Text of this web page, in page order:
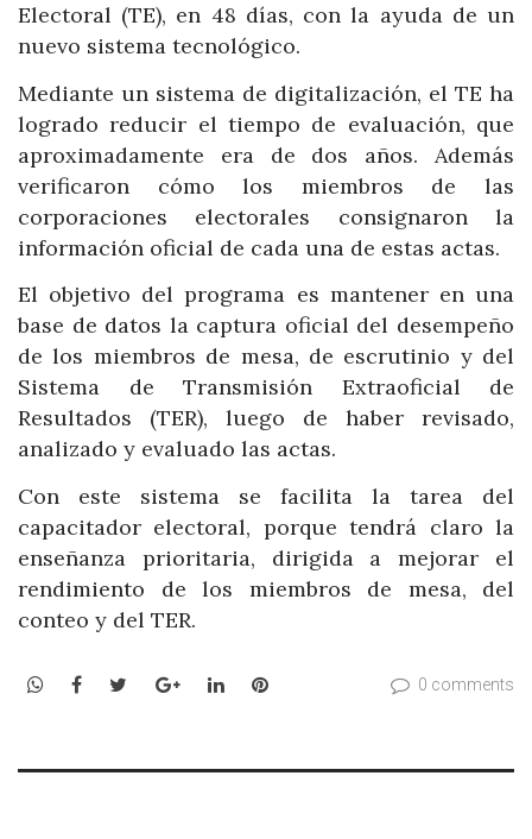
Electoral (TE), en 48 días, con la ayuda de un
nuevo sistema tecnológico.
Mediante un sistema de digitalización, el TE ha
logrado reducir el tiempo de evaluación, que
aproximadamente era de dos años. Además
verificaron cómo los miembros de las
corporaciones electorales consignaron la
información oficial de cada una de estas actas.
El objetivo del programa es mantener en una
base de datos la captura oficial del desempeño
de los miembros de mesa, de escrutinio y del
Sistema de Transmisión Extraoficial de
Resultados (TER), luego de haber revisado,
analizado y evaluado las actas.
Con este sistema se facilita la tarea del
capacitador electoral, porque tendrá claro la
enseñanza prioritaria, dirigida a mejorar el
rendimiento de los miembros de mesa, del
conteo y del TER.
WhatsApp
Facebook
TwitterGoogle+LinkedInPinterest 0 comments